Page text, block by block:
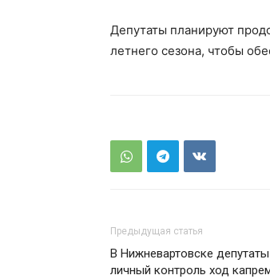
Депутаты планируют
летнего сезона, чтобы
Предыдущая статья
В Нижневартовске
личный контроль ход